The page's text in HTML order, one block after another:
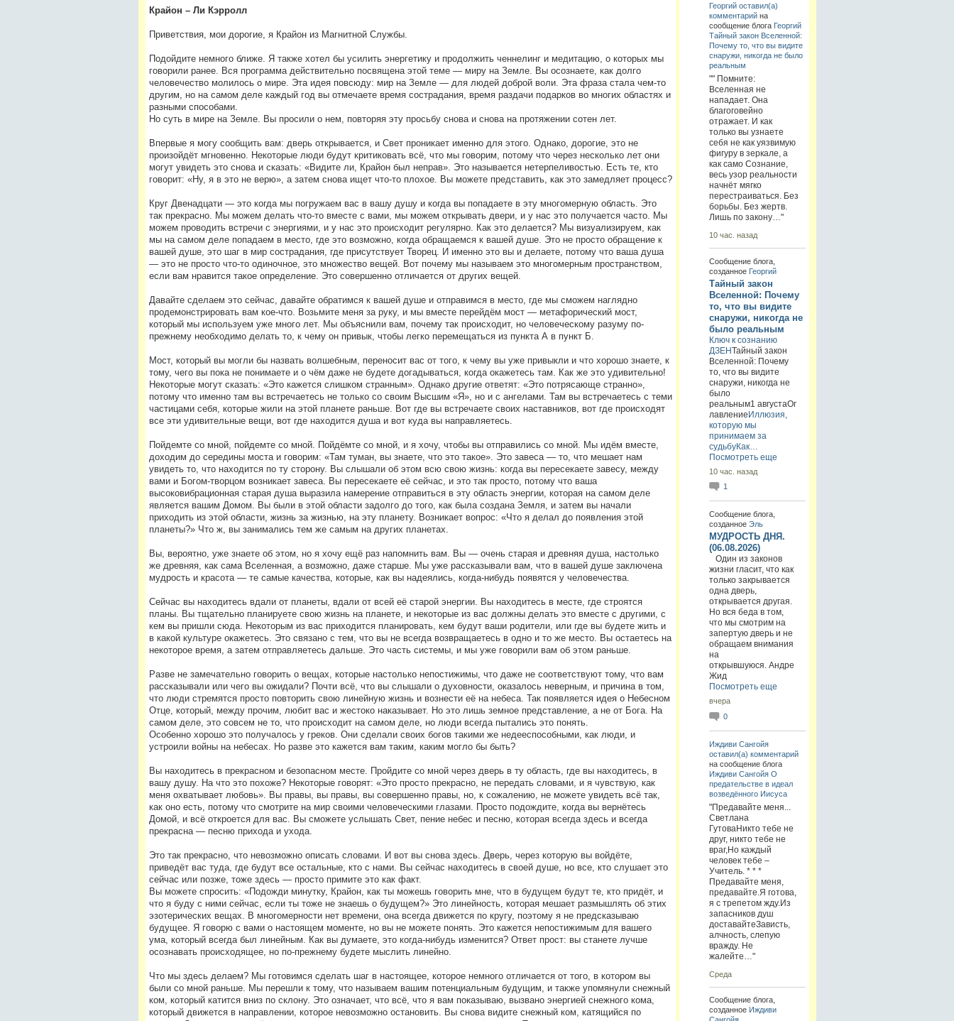
Крайон – Ли Кэрролл
Приветствия, мои дорогие, я Крайон из Магнитной Службы.
Подойдите немного ближе. Я также хотел бы усилить энергетику и продолжить ченнелинг и медитацию, о которых мы
говорили ранее. Вся программа действительно посвящена этой теме — миру на Земле. Вы осознаете, как долго
человечество молилось о мире. Эта идея повсюду: мир на Земле — для людей доброй воли. Эта фраза стала чем-то
другим, но на самом деле каждый год вы отмечаете время сострадания, время раздачи подарков во многих областях и
разными способами.
Но суть в мире на Земле. Вы просили о нем, повторяя эту просьбу снова и снова на протяжении сотен лет.
Впервые я могу сообщить вам: дверь открывается, и Свет проникает именно для этого. Однако, дорогие, это не
произойдёт мгновенно. Некоторые люди будут критиковать всё, что мы говорим, потому что через несколько лет они
могут увидеть это снова и сказать: «Видите ли, Крайон был неправ». Это называется нетерпеливостью. Есть те, кто
говорит: «Ну, я в это не верю», а затем снова ищет что-то плохое. Вы можете представить, как это замедляет процесс?
Круг Двенадцати — это когда мы погружаем вас в вашу душу и когда вы попадаете в эту многомерную область. Это
так прекрасно. Мы можем делать что-то вместе с вами, мы можем открывать двери, и у нас это получается часто. Мы
можем проводить встречи с энергиями, и у нас это происходит регулярно. Как это делается? Мы визуализируем, как
мы на самом деле попадаем в место, где это возможно, когда обращаемся к вашей душе. Это не просто обращение к
вашей душе, это шаг в мир сострадания, где присутствует Творец. И именно это вы и делаете, потому что ваша душа
— это не просто что-то одиночное, это множество вещей. Вот почему мы называем это многомерным пространством,
если вам нравится такое определение. Это совершенно отличается от других вещей.
Давайте сделаем это сейчас, давайте обратимся к вашей душе и отправимся в место, где мы сможем наглядно
продемонстрировать вам кое-что. Возьмите меня за руку, и мы вместе перейдём мост — метафорический мост,
который мы используем уже много лет. Мы объяснили вам, почему так происходит, но человеческому разуму по-
прежнему необходимо делать то, к чему он привык, чтобы легко перемещаться из пункта А в пункт Б.
Мост, который вы могли бы назвать волшебным, переносит вас от того, к чему вы уже привыкли и что хорошо знаете, к
тому, чего вы пока не понимаете и о чём даже не будете догадываться, когда окажетесь там. Как же это удивительно!
Некоторые могут сказать: «Это кажется слишком странным». Однако другие ответят: «Это потрясающе странно»,
потому что именно там вы встречаетесь не только со своим Высшим «Я», но и с ангелами. Там вы встречаетесь с теми
частицами себя, которые жили на этой планете раньше. Вот где вы встречаете своих наставников, вот где происходят
все эти удивительные вещи, вот где находится душа и вот куда вы направляетесь.
Пойдемте со мной, пойдемте со мной. Пойдёмте со мной, и я хочу, чтобы вы отправились со мной. Мы идём вместе,
доходим до середины моста и говорим: «Там туман, вы знаете, что это такое». Это завеса — то, что мешает нам
увидеть то, что находится по ту сторону. Вы слышали об этом всю свою жизнь: когда вы пересекаете завесу, между
вами и Богом-творцом возникает завеса. Вы пересекаете её сейчас, и это так просто, потому что ваша
высоковибрационная старая душа выразила намерение отправиться в эту область энергии, которая на самом деле
является вашим Домом. Вы были в этой области задолго до того, как была создана Земля, и затем вы начали
приходить из этой области, жизнь за жизнью, на эту планету. Возникает вопрос: «Что я делал до появления этой
планеты?» Что ж, вы занимались тем же самым на других планетах.
Вы, вероятно, уже знаете об этом, но я хочу ещё раз напомнить вам. Вы — очень старая и древняя душа, настолько
же древняя, как сама Вселенная, а возможно, даже старше. Мы уже рассказывали вам, что в вашей душе заключена
мудрость и красота — те самые качества, которые, как вы надеялись, когда-нибудь появятся у человечества.
Сейчас вы находитесь вдали от планеты, вдали от всей её старой энергии. Вы находитесь в месте, где строятся
планы. Вы тщательно планируете свою жизнь на планете, и некоторые из вас должны делать это вместе с другими, с
кем вы пришли сюда. Некоторым из вас приходится планировать, кем будут ваши родители, или где вы будете жить и
в какой культуре окажетесь. Это связано с тем, что вы не всегда возвращаетесь в одно и то же место. Вы остаетесь на
некоторое время, а затем отправляетесь дальше. Это часть системы, и мы уже говорили вам об этом раньше.
Разве не замечательно говорить о вещах, которые настолько непостижимы, что даже не соответствуют тому, что вам
рассказывали или чего вы ожидали? Почти всё, что вы слышали о духовности, оказалось неверным, и причина в том,
что люди стремятся просто повторить свою линейную жизнь и вознести её на небеса. Так появляется идея о Небесном
Отце, который, между прочим, любит вас и жестоко наказывает. Но это лишь земное представление, а не от Бога. На
самом деле, это совсем не то, что происходит на самом деле, но люди всегда пытались это понять.
Особенно хорошо это получалось у греков. Они сделали своих богов такими же недееспособными, как люди, и
устроили войны на небесах. Но разве это кажется вам таким, каким могло бы быть?
Вы находитесь в прекрасном и безопасном месте. Пройдите со мной через дверь в ту область, где вы находитесь, в
вашу душу. На что это похоже? Некоторые говорят: «Это просто прекрасно, не передать словами, и я чувствую, как
меня охватывает любовь». Вы правы, вы правы, вы совершенно правы, но, к сожалению, не можете увидеть всё так,
как оно есть, потому что смотрите на мир своими человеческими глазами. Просто подождите, когда вы вернётесь
Домой, и всё откроется для вас. Вы сможете услышать Свет, пение небес и песню, которая всегда здесь и всегда
прекрасна — песню прихода и ухода.
Это так прекрасно, что невозможно описать словами. И вот вы снова здесь. Дверь, через которую вы войдёте,
приведёт вас туда, где будут все остальные, кто с нами. Вы сейчас находитесь в своей душе, но все, кто слушает это
сейчас или позже, тоже здесь — просто примите это как факт.
Вы можете спросить: «Подожди минутку, Крайон, как ты можешь говорить мне, что в будущем будут те, кто придёт, и
что я буду с ними сейчас, если ты тоже не знаешь о будущем?» Это линейность, которая мешает размышлять об этих
эзотерических вещах. В многомерности нет времени, она всегда движется по кругу, поэтому я не предсказываю
будущее. Я говорю с вами о настоящем моменте, но вы не можете понять. Это кажется непостижимым для вашего
ума, который всегда был линейным. Как вы думаете, это когда-нибудь изменится? Ответ прост: вы станете лучше
осознавать происходящее, но по-прежнему будете мыслить линейно.
Что мы здесь делаем? Мы готовимся сделать шаг в настоящее, которое немного отличается от того, в котором вы
были со мной раньше. Мы перешли к тому, что называем вашим потенциальным будущим, и также упомянули снежный
ком, который катится вниз по склону. Это означает, что всё, что я вам показываю, вызвано энергией снежного кома,
который движется в направлении, которое невозможно остановить. Вы снова видите снежный ком, катящийся по
Георгий оставил(а)
комментарийна
сообщение блога Георгий
Тайный закон Вселенной:
Почему то, что вы видите
снаружи, никогда не было
реальным
"" Помните:
Вселенная не
нападает. Она
благоговейно
отражает. И как
только вы узнаете
себя не как уязвимую
фигуру в зеркале, а
как само Сознание,
весь узор реальности
начнёт мягко
перестраиваться. Без
борьбы. Без жертв.
Лишь по закону…"
10 час. назад
Сообщение блога,
созданное Георгий
Тайный закон
Вселенной: Почему
то, что вы видите
снаружи, никогда не
было реальным
Ключ к сознанию
ДЗЕНТайный закон
Вселенной: Почему
то, что вы видите
снаружи, никогда не
было
реальным1 августаОг
лавлениеИллюзия,
которую мы
принимаем за
судьбуКак…
Посмотреть еще
10 час. назад
1
Сообщение блога,
созданное Эль
МУДРОСТЬ ДНЯ.
(06.08.2026)
Один из законов
жизни гласит, что как
только закрывается
одна дверь,
открывается другая.
Но вся беда в том,
что мы смотрим на
запертую дверь и не
обращаем внимания
на
открывшуюся. Андре
Жид
Посмотреть еще
вчера
0
Иждиви Сангойя
оставил(а) комментарий
на сообщение блога
Иждиви Сангойя О
предательстве в идеал
возведённого Иисуса
"Предавайте меня...
Светлана
ГутоваНикто тебе не
друг, никто тебе не
враг,Но каждый
человек тебе –
Учитель. * * *
Предавайте меня,
предавайте.Я готова,
я с трепетом жду.Из
запасников душ
доставайтеЗависть,
алчность, слепую
вражду. Не
жалейте…"
Среда
Сообщение блога,
созданное Иждиви